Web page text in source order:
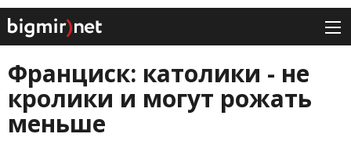
Франциск: католики - не
кролики и могут рожать
меньше